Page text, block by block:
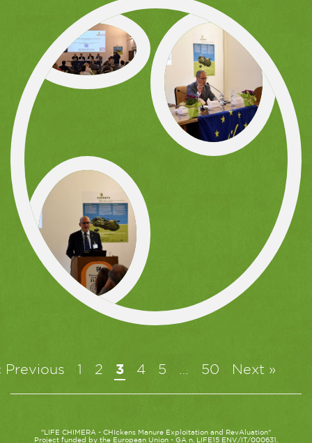
Previous 2 3 4 5 50 Next »
"LIFE CHIMERA - CHIckens Manure Exploitation and RevAluation"
Project funded by the European Union - GA n. LIFE15 ENV/IT/000631.